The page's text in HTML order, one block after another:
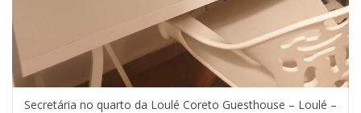
Secretária no quarto da Loulé Coreto Guesthouse – Loulé –